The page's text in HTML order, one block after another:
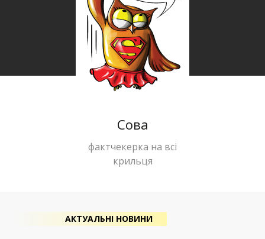
Сова
фактчекерка на всі
крильця
АКТУАЛЬНІ НОВИНИ